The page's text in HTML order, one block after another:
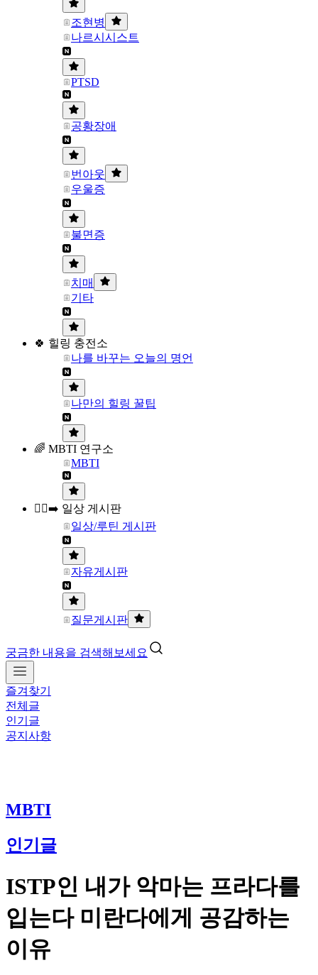
조현병
나르시시스트
PTSD
공황장애
번아웃
우울증
불면증
치매
기타
🍀 힐링 충전소
나를 바꾸는 오늘의 명언
나만의 힐링 꿀팁
🌈 MBTI 연구소
MBTI
🏃‍♀️‍➡️ 일상 게시판
일상/루틴 게시판
자유게시판
질문게시판
궁금한 내용을 검색해보세요
즐겨찾기
전체글
인기글
공지사항
MBTI
인기글
ISTP인 내가 악마는 프라다를
입는다 미란다에게 공감하는
이유